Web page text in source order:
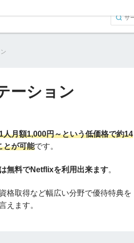
ーション
人月額1,000円～という低価格で約14
とが可能です。
無料でNetflixを利用出来ます。
格取得など幅広い分野で優待特典を
えます。